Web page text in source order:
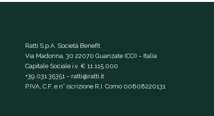
Ratti S.p.A. Società Benefit
Via Madonna, 30 22070 Guanzate (CO) – Italia
Capitale Sociale i.v. € 11.115.000
+39 031 35351 – ratti@ratti.it
P.IVA, C.F. e n° iscrizione R.I. Como 00808220131